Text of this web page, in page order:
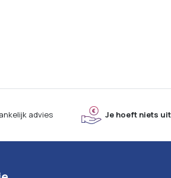
advies Je hoeft niets